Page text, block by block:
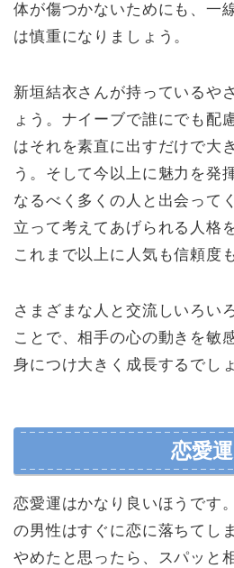
体が傷つかないためにも、一
は慎重になりましょう。
新垣結衣さんが持っているや
ょう。ナイーブで誰にでも配
はそれを素直に出すだけで大
う。そして今以上に魅力を発
なるべく多くの人と出会って
立って考えてあげられる人格
これまで以上に人気も信頼度
さまざまな人と交流しいろい
ことで、相手の心の動きを敏
身につけ大きく成長するでし
恋愛運
恋愛運はかなり良いほうです
の男性はすぐに恋に落ちてし
やめたと思ったら、スパッと